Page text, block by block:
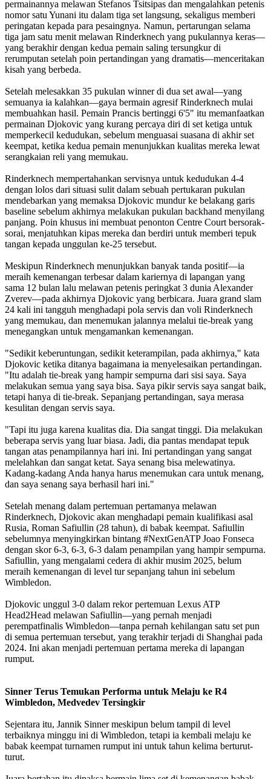
permainannya melawan Stefanos Tsitsipas dan mengalahkan petenis
nomor satu Yunani itu dalam tiga set langsung, sekaligus memberi
peringatan kepada para pesaingnya. Namun, pertarungan selama
tiga jam satu menit melawan Rinderknech yang pukulannya keras—
yang berakhir dengan kedua pemain saling tersungkur di
rerumputan setelah poin pertandingan yang dramatis—menceritakan
kisah yang berbeda.
Setelah melesakkan 35 pukulan winner di dua set awal—yang
semuanya ia kalahkan—gaya bermain agresif Rinderknech mulai
membuahkan hasil. Pemain Prancis bertinggi 6'5" itu memanfaatkan
permainan Djokovic yang kurang percaya diri di set ketiga untuk
memperkecil kedudukan, sebelum menguasai suasana di akhir set
keempat, ketika kedua pemain menunjukkan kualitas mereka lewat
serangkaian reli yang memukau.
Rinderknech mempertahankan servisnya untuk kedudukan 4-4
dengan lolos dari situasi sulit dalam sebuah pertukaran pukulan
mendebarkan yang memaksa Djokovic mundur ke belakang garis
baseline sebelum akhirnya melakukan pukulan backhand menyilang
panjang. Poin khusus ini membuat penonton Centre Court bersorak-
sorai, menjatuhkan kipas mereka dan berdiri untuk memberi tepuk
tangan kepada unggulan ke-25 tersebut.
Meskipun Rinderknech menunjukkan banyak tanda positif—ia
meraih kemenangan terbesar dalam kariernya di lapangan yang
sama 12 bulan lalu melawan petenis peringkat 3 dunia Alexander
Zverev—pada akhirnya Djokovic yang berbicara. Juara grand slam
24 kali ini tangguh menghadapi pola servis dan voli Rinderknech
yang memukau, dan menemukan jalannya melalui tie-break yang
menegangkan untuk mengamankan kemenangan.
"Sedikit keberuntungan, sedikit keterampilan, pada akhirnya," kata
Djokovic ketika ditanya bagaimana ia menyelesaikan pertandingan.
"Itu adalah tie-break yang hampir sempurna dari sisi saya. Saya
melakukan semua yang saya bisa. Saya pikir servis saya sangat baik,
tetapi hanya di tie-break. Sepanjang pertandingan, saya merasa
kesulitan dengan servis saya.
"Tapi itu juga karena kualitas dia. Dia sangat tinggi. Dia melakukan
beberapa servis yang luar biasa. Jadi, dia pantas mendapat tepuk
tangan atas penampilannya hari ini. Ini pertandingan yang sangat
melelahkan dan sangat ketat. Saya senang bisa melewatinya.
Kadang-kadang Anda hanya harus menemukan cara untuk menang,
dan saya senang saya berhasil hari ini."
Setelah menang dalam pertemuan pertamanya melawan
Rinderknech, Djokovic akan menghadapi pemain kualifikasi asal
Rusia, Roman Safiullin (28 tahun), di babak keempat. Safiullin
sebelumnya menyingkirkan bintang #NextGenATP Joao Fonseca
dengan skor 6-3, 6-3, 6-3 dalam penampilan yang hampir sempurna.
Safiullin, yang mengalami cedera di akhir musim 2025, belum
meraih kemenangan di level tur sepanjang tahun ini sebelum
Wimbledon.
Djokovic unggul 3-0 dalam rekor pertemuan Lexus ATP
Head2Head melawan Safiullin—yang pernah menjadi
perempatfinalis Wimbledon—tanpa pernah kehilangan satu set pun
di semua pertemuan tersebut, yang terakhir terjadi di Shanghai pada
2024. Ini akan menjadi pertemuan pertama mereka di lapangan
rumput.
Sinner Terus Temukan Performa untuk Melaju ke R4
Wimbledon, Medvedev Tersingkir
Sejentara itu, Jannik Sinner meskipun belum tampil di level
terbaiknya minggu ini di Wimbledon, tetapi ia kembali melaju ke
babak keempat turnamen rumput ini untuk tahun kelima berturut-
turut.